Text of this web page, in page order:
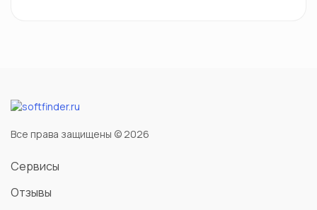
Все права защищены © 2026
Сервисы
Отзывы